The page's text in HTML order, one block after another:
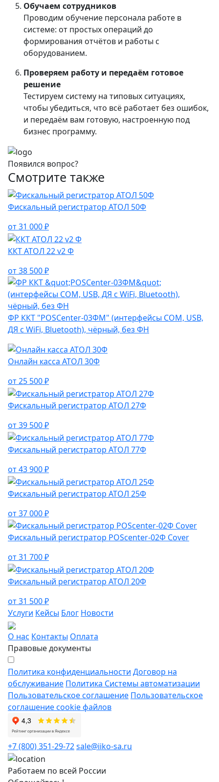
Обучаем сотрудников
Проводим обучение персонала работе в
системе: от простых операций до
формирования отчётов и работы с
оборудованием.
Проверяем работу и передаём готовое
решение
Тестируем систему на типовых ситуациях,
чтобы убедиться, что всё работает без ошибок,
и передаём вам готовую, настроенную под
бизнес программу.
Появился вопрос?
Смотрите также
Фискальный регистратор АТОЛ 50Ф
от 31 000 ₽
ККТ АТОЛ 22 v2 Ф
от 38 500 ₽
ФР ККТ "POSCenter-03ФМ" (интерфейсы COM, USB,
ДЯ с WiFi, Bluetooth), чёрный, без ФН
Онлайн касса АТОЛ 30Ф
от 25 500 ₽
Фискальный регистратор АТОЛ 27Ф
от 39 500 ₽
Фискальный регистратор АТОЛ 77Ф
от 43 900 ₽
Фискальный регистратор АТОЛ 25Ф
от 37 000 ₽
Фискальный регистратор POScenter-02Ф Cover
от 31 700 ₽
Фискальный регистратор АТОЛ 20Ф
от 31 500 ₽
Услуги Кейсы Блог Новости
О нас Контакты Оплата
Правовые документы
Политика конфиденциальности Договор на
обслуживание Политика Системы автоматизации
Пользовательское соглашение Пользовательское
соглашение cookie файлов
+7 (800) 351-29-72sale@iiko-sa.ru
Работаем по всей России